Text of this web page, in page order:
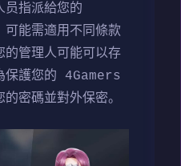
员指派給您的
能需適用不同條款
的管理人可能可以存
保護您的 4Gamers
密碼並對外保密。